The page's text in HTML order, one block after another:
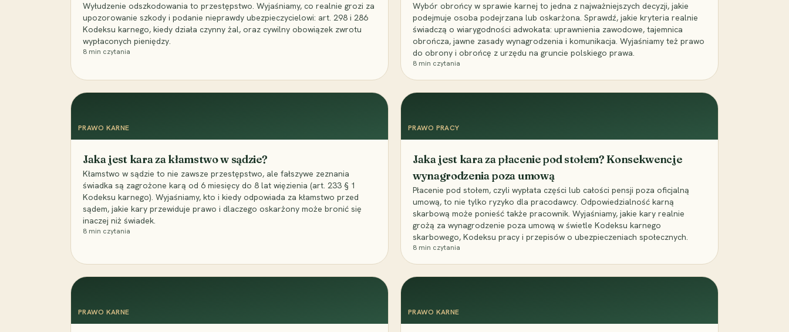
Wyłudzenie odszkodowania to przestępstwo. Wyjaśniamy, co realnie grozi za
upozorowanie szkody i podanie nieprawdy ubezpieczycielowi: art. 298 i 286
Kodeksu karnego, kiedy działa czynny żal, oraz cywilny obowiązek zwrotu
wypłaconych pieniędzy.
8 min czytania
Wybór obrońcy w sprawie karnej to jedna z najważniejszych decyzji, jakie
podejmuje osoba podejrzana lub oskarżona. Sprawdź, jakie kryteria realnie
świadczą o wiarygodności adwokata: uprawnienia zawodowe, tajemnica
obrończa, jawne zasady wynagrodzenia i komunikacja. Wyjaśniamy też prawo
do obrony i obrońcę z urzędu na gruncie polskiego prawa.
8 min czytania
PRAWO KARNE
Jaka jest kara za kłamstwo w sądzie?
Kłamstwo w sądzie to nie zawsze przestępstwo, ale fałszywe zeznania
świadka są zagrożone karą od 6 miesięcy do 8 lat więzienia (art. 233 § 1
Kodeksu karnego). Wyjaśniamy, kto i kiedy odpowiada za kłamstwo przed
sądem, jakie kary przewiduje prawo i dlaczego oskarżony może bronić się
inaczej niż świadek.
8 min czytania
PRAWO PRACY
Jaka jest kara za płacenie pod stołem? Konsekwencje
wynagrodzenia poza umową
Płacenie pod stołem, czyli wypłata części lub całości pensji poza oficjalną
umową, to nie tylko ryzyko dla pracodawcy. Odpowiedzialność karną
skarbową może ponieść także pracownik. Wyjaśniamy, jakie kary realnie
grożą za wynagrodzenie poza umową w świetle Kodeksu karnego
skarbowego, Kodeksu pracy i przepisów o ubezpieczeniach społecznych.
8 min czytania
PRAWO KARNE PRAWO KARNE